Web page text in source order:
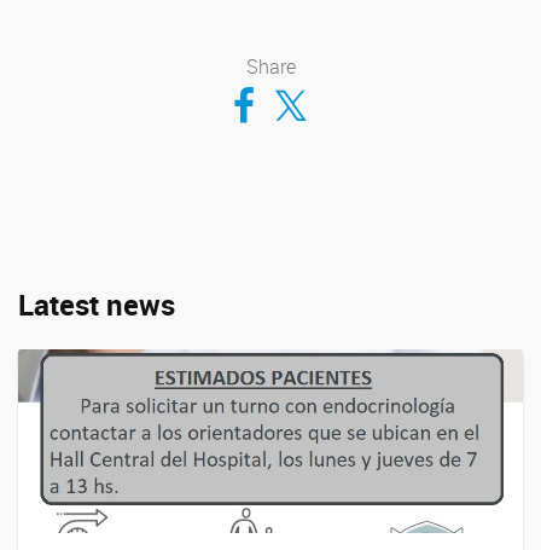
Share
Compartir en Facebook
Compartir en Twitter
Latest news